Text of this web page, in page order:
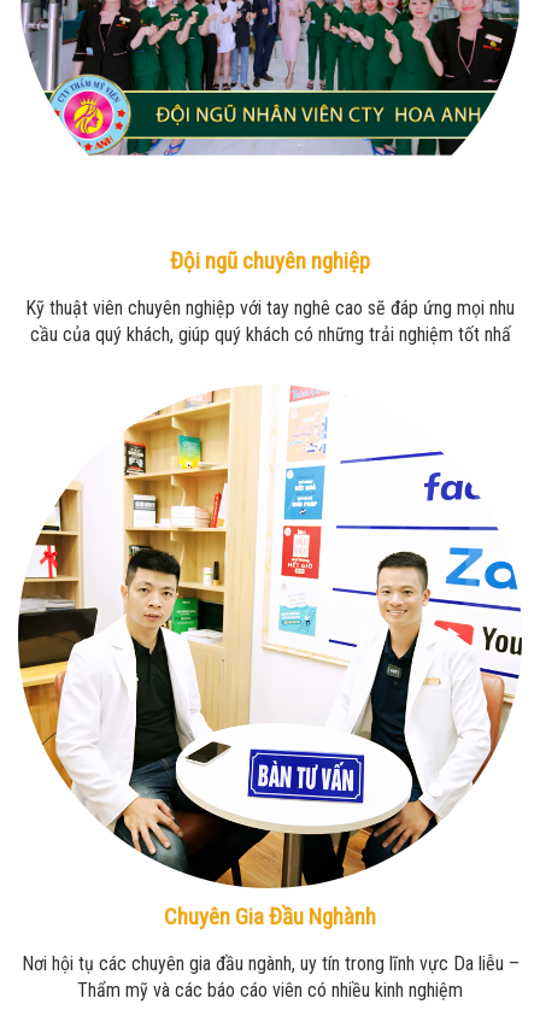
Đội ngũ chuyên nghiệp
Kỹ thuật viên chuyên nghiệp với tay nghê cao sẽ đáp ứng mọi nhu
cầu của quý khách, giúp quý khách có những trải nghiệm tốt nhấ
Chuyên Gia Đầu Nghành
Nơi hội tụ các chuyên gia đầu ngành, uy tín trong lĩnh vực Da liễu –
Thẩm mỹ và các báo cáo viên có nhiều kinh nghiệm